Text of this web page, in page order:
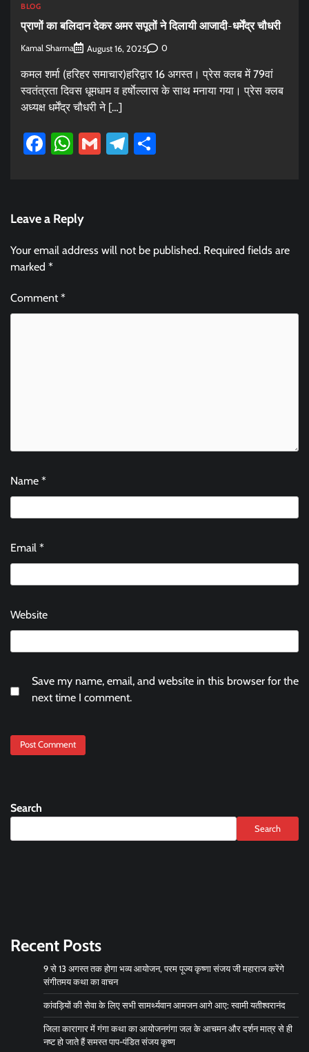
BLOG
प्राणों का बलिदान देकर अमर सपूतों ने दिलायी आजादी-धर्मेंद्र चौधरी
Kamal Sharma August 16, 2025 0
कमल शर्मा (हरिहर समाचार)हरिद्वार 16 अगस्त। प्रेस क्लब में 79वां
स्वतंत्रता दिवस धूमधाम व हर्षाेल्लास के साथ मनाया गया। प्रेस क्लब
अध्यक्ष धर्मेंद्र चौधरी ने […]
Facebook
WhatsApp
GmailTelegram
Leave a Reply
Your email address will not be published. Required fields are
marked *
Comment*
Name *
Email *
Website
Save my name, email, and website in this browser for the
next time I comment.
Search
Search
Recent Posts
9 से 13 अगस्त तक होगा भव्य आयोजन, परम पूज्य कृष्णा संजय जी महाराज करेंगे
संगीतमय कथा का वाचन
कांवड़ियों की सेवा के लिए सभी सामर्थ्यवान आमजन आगे आए: स्वामी यतीश्वरानंद
जिला कारागार में गंगा कथा का आयोजनगंगा जल के आचमन और दर्शन मात्र से ही
नष्ट हो जाते हैं समस्त पाप-पंडित संजय कृष्ण